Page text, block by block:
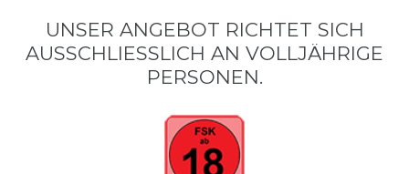
0
0,00 EUR
UNSER ANGEBOT RICHTET SICH
AUSSCHLIESSLICH AN VOLLJÄHRIGE P
ERSONEN.